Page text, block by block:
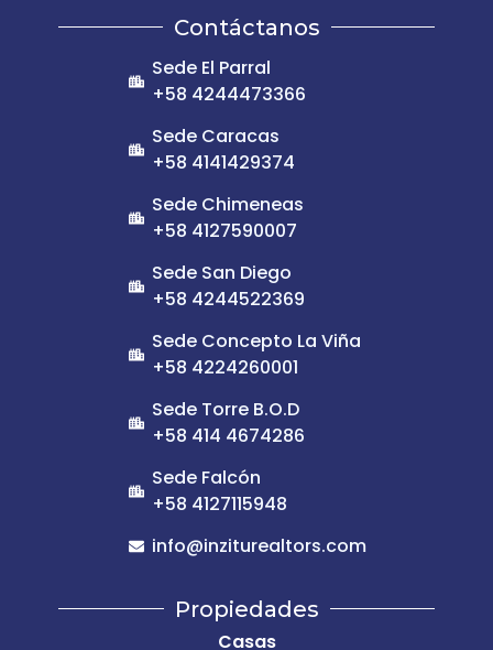
Contáctanos
Sede El Parral
+58 4244473366
Sede Caracas
+58 4141429374
Sede Chimeneas
+58 4127590007
Sede San Diego
+58 4244522369
Sede Concepto La Viña
+58 4224260001
Sede Torre B.O.D
+58 414 4674286
Sede Falcón
+58 4127115948
info@inziturealtors.com
Propiedades
Casas